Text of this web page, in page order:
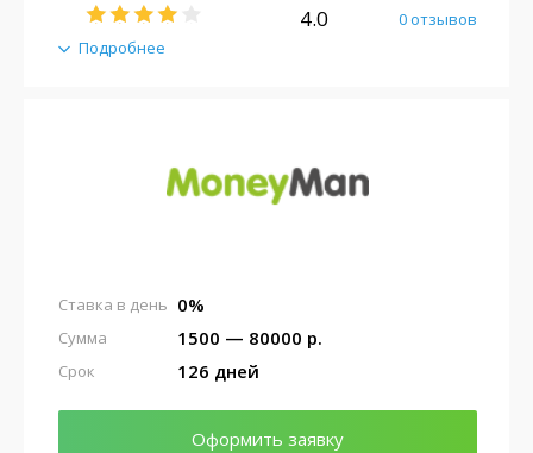
Подробнее
4.0 0 отзывов
0%
Ставка в день
1500 — 80000 р.
Сумма
126 дней
Срок
Оформить заявку